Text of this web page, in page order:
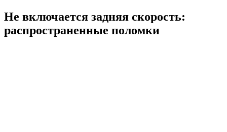
Не включается задняя скорость:
распространенные поломки